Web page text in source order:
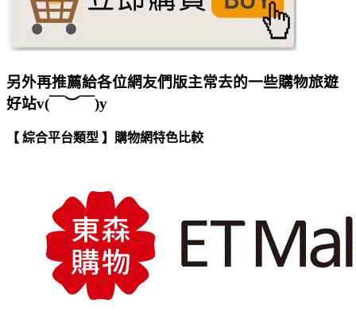
另外再推薦給各位網友們版主常去的一些購物旅遊
好站v(￣︶￣)y
【 綜合平台類型 】購物網特色比較